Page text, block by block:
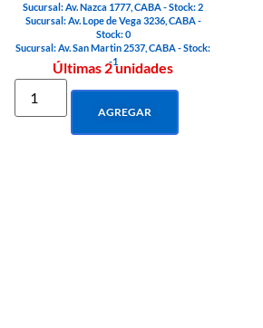
Sucursal: Av. Nazca 1777, CABA - Stock: 2
Sucursal: Av. Lope de Vega 3236, CABA -
Stock: 0
Sucursal: Av. San Martin 2537, CABA - Stock:
-1
Últimas 2 unidades
AGREGAR